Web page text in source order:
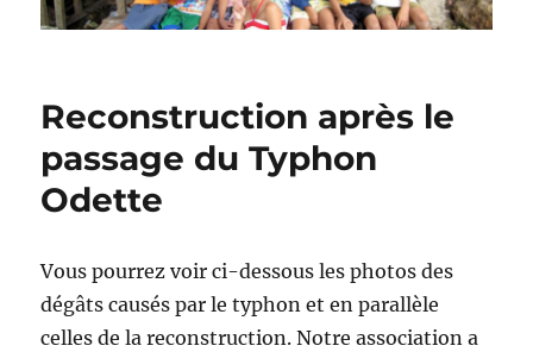
Reconstruction après le
passage du Typhon
Odette
Vous pourrez voir ci-dessous les photos des
dégâts causés par le typhon et en parallèle
celles de la reconstruction. Notre association a